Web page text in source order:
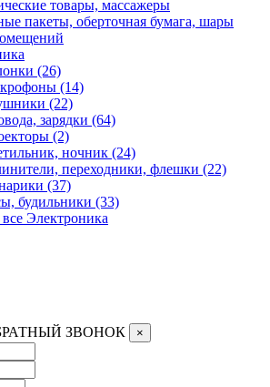
товары, массажеры
пакеты, оберточная бумага, шары
(26)
(14)
(22)
зарядки (64)
(2)
ночник (24)
переходники, флешки (22)
(37)
будильники (33)
Электроника
ЗВОНОК ×